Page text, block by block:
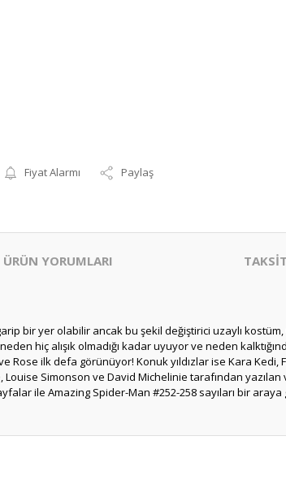
Fiyat Alarmı Paylaş
ÜRÜN YORUMLARI
bir yer olabilir ancak bu şekil değiştirici uzaylı kostüm,
hiç alışık olmadığı kadar uyuyor ve neden
Rose ilk defa görünüyor! Konuk yıldızlar ise Kara
Louise Simonson ve David Michelinie tarafından
ile Amazing Spider-Man #252-258 sayıları bir araya